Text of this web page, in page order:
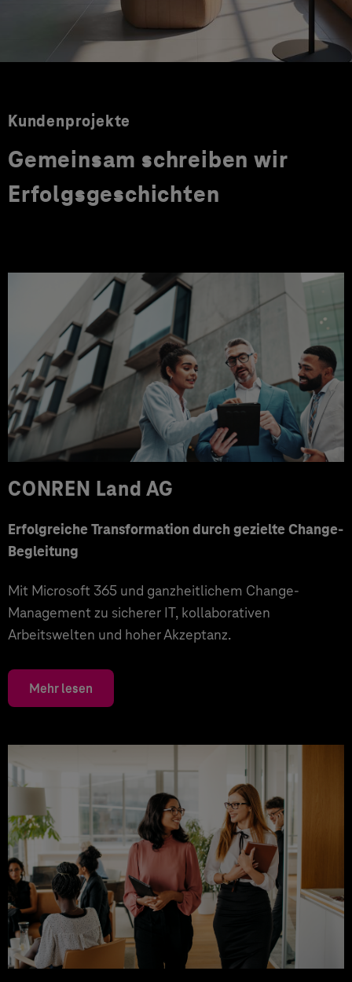
Kundenprojekte
Gemeinsam schreiben wir
Erfolgsgeschichten
CONREN Land AG
Erfolgreiche Transformation durch gezielte Change-
Begleitung
Mit Microsoft 365 und ganzheitlichem Change-
Management zu sicherer IT, kollaborativen
Arbeitswelten und hoher Akzeptanz.
Mehr lesen